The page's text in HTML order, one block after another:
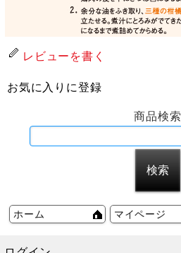
レビューを書く
お気に入りに登録
商品検索
ホーム マイページ